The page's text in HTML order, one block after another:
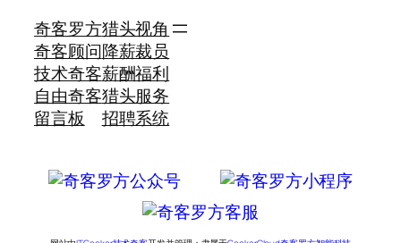
奇客罗方
奇客顾问
技术奇客
自由奇客
留言板
猎头视角
降薪裁员
薪酬福利
猎头服务
招聘系统